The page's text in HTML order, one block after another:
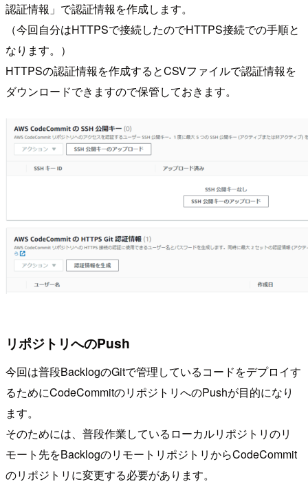
認証情報」で認証情報を作成します。
（今回自分はHTTPSで接続したのでHTTPS接続での手順と
なります。）
HTTPSの認証情報を作成するとCSVファイルで認証情報を
ダウンロードできますので保管しておきます。
リポジトリへのPush
今回は普段BacklogのGitで管理しているコードをデプロイす
るためにCodeCommitのリポジトリへのPushが目的になり
ます。
そのためには、普段作業しているローカルリポジトリのリ
モート先をBacklogのリモートリポジトリからCodeCommit
のリポジトリに変更する必要があります。